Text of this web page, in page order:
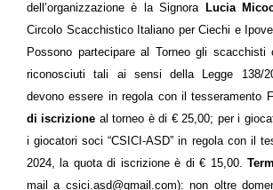
dell’organizzazione è la Signora Lucia
Circolo Scacchistico Italiano per Ciechi e
Possono partecipare al Torneo gli scacchisti
riconosciuti tali ai sensi della Legge 138/
devono essere in regola con il tesseramento
di iscrizione al torneo è di € 25,00; per i
i giocatori soci “CSICI-ASD” in regola con il
2024, la quota di iscrizione è di € 15,00.
mail a csici.asd@gmail.com): non oltre